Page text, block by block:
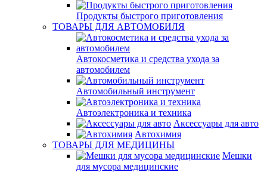
Продукты быстрого приготовления
ТОВАРЫ ДЛЯ АВТОМОБИЛЯ
Автокосметика и средства ухода за
автомобилем
Автомобильный инструмент
Автоэлектроника и техника
Аксессуары для авто
Автохимия
ТОВАРЫ ДЛЯ МЕДИЦИНЫ
Мешки
для мусора медицинские